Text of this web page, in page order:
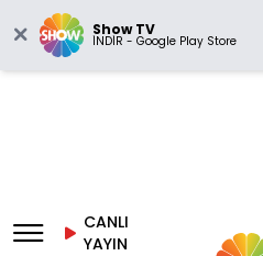
Show TV
İNDİR - Google Play Store
CANLI
YAYIN